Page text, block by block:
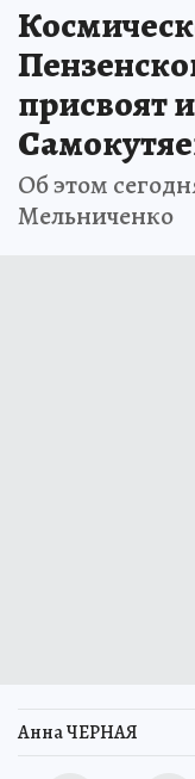
присвоят
Об этом
Мельниченко
Анна ЧЕРНАЯ